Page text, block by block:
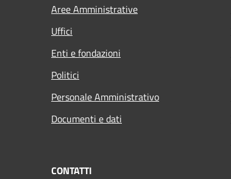
Aree Amministrative
Uffici
Enti e fondazioni
Politici
Personale Amministrativo
Documenti e dati
CONTATTI